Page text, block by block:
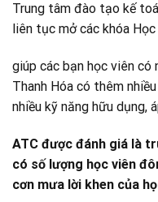
Trung tâm đào tạo kế
liên tục mở các khóa
giúp các bạn học viên
Thanh Hóa có thêm
nhiều kỹ năng hữu dụng,
ATC được đánh giá là
có số lượng học viên
cơn mưa lời khen của